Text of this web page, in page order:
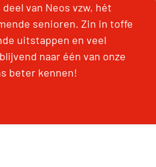
van Neos vzw, hét
senioren. Zin in toffe
uitstappen en veel
naar één van onze
beter kennen!